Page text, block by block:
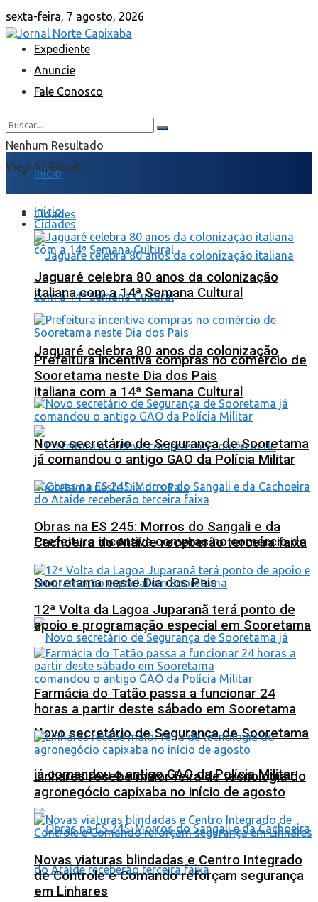
sexta-feira, 7 agosto, 2026
Expediente
Anuncie
Fale Conosco
Nenhum Resultado
View All Result
Início
Cidades
Jaguaré celebra 80 anos da colonização
italiana com a 14ª Semana Cultural
Prefeitura incentiva compras no comércio de
Sooretama neste Dia dos Pais
Novo secretário de Segurança de Sooretama
já comandou o antigo GAO da Polícia Militar
Início
Cidades
Jaguaré celebra 80 anos da colonização
italiana com a 14ª Semana Cultural
Prefeitura incentiva compras no comércio de
Sooretama neste Dia dos Pais
Novo secretário de Segurança de Sooretama
já comandou o antigo GAO da Polícia Militar
Obras na ES 245: Morros do Sangali e da
Cachoeira do Ataíde receberão terceira faixa
12ª Volta da Lagoa Juparanã terá ponto de
apoio e programação especial em Sooretama
Farmácia do Tatão passa a funcionar 24
horas a partir deste sábado em Sooretama
Linhares recebe maior feira de tecnologia do
agronegócio capixaba no início de agosto
Novas viaturas blindadas e Centro Integrado
de Controle e Comando reforçam segurança
em Linhares